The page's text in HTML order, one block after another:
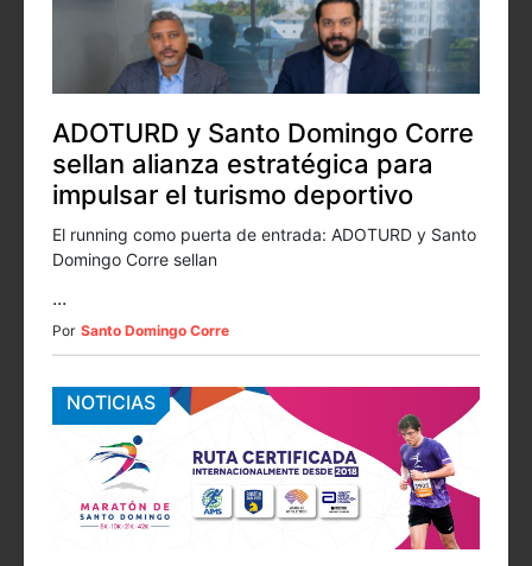
ADOTURD y Santo Domingo Corre
sellan alianza estratégica para
impulsar el turismo deportivo
El running como puerta de entrada: ADOTURD y Santo
Domingo Corre sellan
...
Por Santo Domingo Corre
NOTICIAS